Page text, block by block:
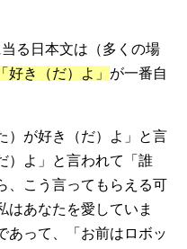
当る日本文は（多くの場
「好き（だ）よ」 が一番自
）が好き（だ）よ」と言
）よ」と言われて「誰
、こう言ってもらえる可
はあなたを愛していま
あって、「お前はロボッ